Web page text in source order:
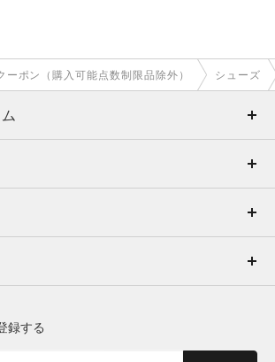
ーポン（購入可能点数制限品除外） シューズ
録する